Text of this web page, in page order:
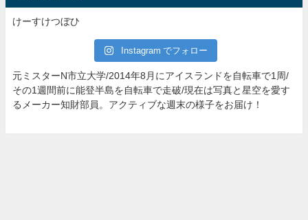
けーすけつぼひ
Instagram でフォロー
元ミスターN市立大学/2014年8月にアイスランドを自転車で1周/
その1週間前に能登半島を自転車で走破/現在は写真と星空を愛す
るメーカー知財部員。アクティブな週末の様子をお届け！